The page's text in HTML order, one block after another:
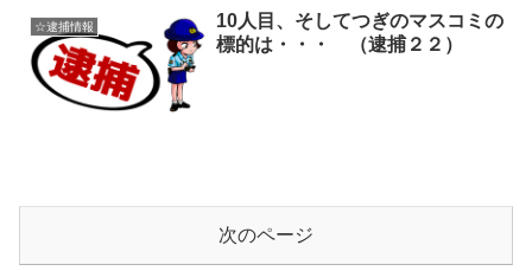
☆逮捕情報
10人目、そしてつぎのマスコミの
標的は・・・ （逮捕２２）
次のページ